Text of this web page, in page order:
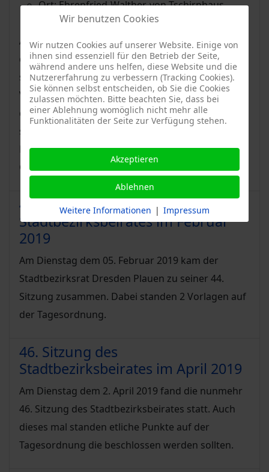
Ort:Ehrenfried-Walther-von-Tschirnhaus-
Gymnasium, Mensa
Am 30. August 2022 fand die nunmehr 36. Sitzung
des Stadtbezirksbeirates Dresden Plauen
statt. Auf der Tagesordnung standen wieder eine
Vielzahl von Förderprojekten von Vereinen aus
dem Stadtbezirk. Wie in der Vergangenheit traf
sich das Gremium des Stadtbezirksbeirates in der
Mensa des Ehrenfried-Walther-von-Tschirnhaus-
Gymnasiums.
44. Sitzung des
Stadtbezirksbeirates im Februar
2019
Am Dienstag dem 05. Februar 2019 kam der
Stadtbezirksrat Dresden Plauen zu seiner 44.
Sitzung zusammen. Dabei standen 2 Vorlagen auf
der Tagesordnung.
46. Sitzung des
Stadtbezirksbeirates im April 2019
Am Dienstag dem 2. April 2019 fand die nunmehr
46. Sitzung des Stadtbezirksbeirates statt. Auch
dieses mal standen etliche Punkte auf der
Tagesordnung die beschlossen werden sollten.
Wir benutzen Cookies
Wir nutzen Cookies auf unserer Website. Einige von
ihnen sind essenziell für den Betrieb der Seite,
während andere uns helfen, diese Website und die
Nutzererfahrung zu verbessern (Tracking Cookies).
Sie können selbst entscheiden, ob Sie die Cookies
zulassen möchten. Bitte beachten Sie, dass bei
einer Ablehnung womöglich nicht mehr alle
Funktionalitäten der Seite zur Verfügung stehen.
Akzeptieren
Ablehnen
Weitere Informationen | Impressum